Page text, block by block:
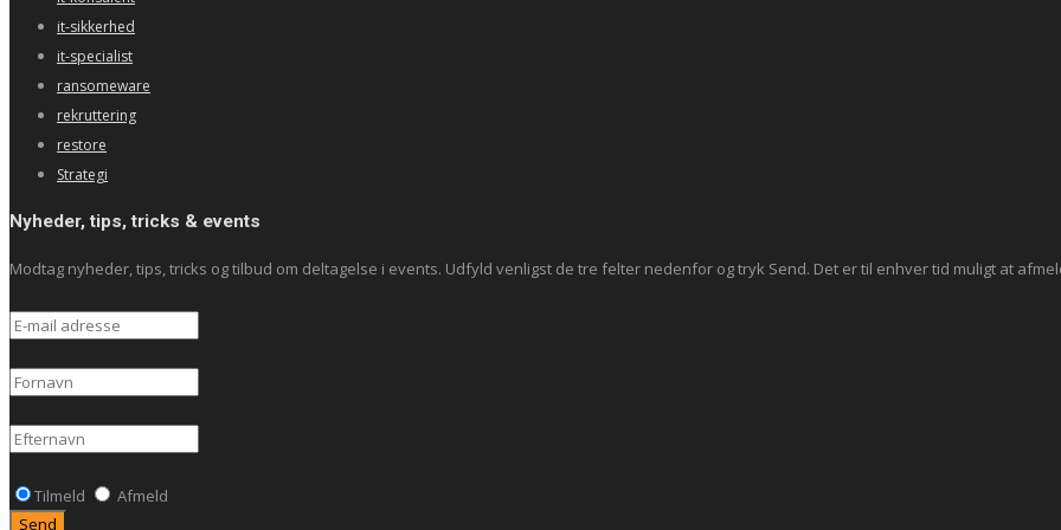
it-sikkerhed
it-specialist
ransomeware
rekruttering
restore
Strategi
Nyheder, tips, tricks & events
Modtag nyheder, tips, tricks og tilbud om deltagelse i events. Udfyld venligst de tre felter nedenfor og tryk Send. Det er til enhver tid muligt at
Tilmeld Afmeld